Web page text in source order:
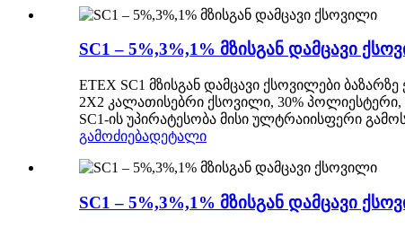
SC1 – 5%,3%,1% მზისგან დამცავი
ETEX SC1 მზისგან დამცავი ქსოვილები
2X2 კალათისებრი ქსოვილი, 30% პოლიესტერი,
SC1-ის უპირატესობა მისი ულტრაიისფერი
გამოძიებადეტალი
SC1 – 5%,3%,1% მზისგან დამცავი